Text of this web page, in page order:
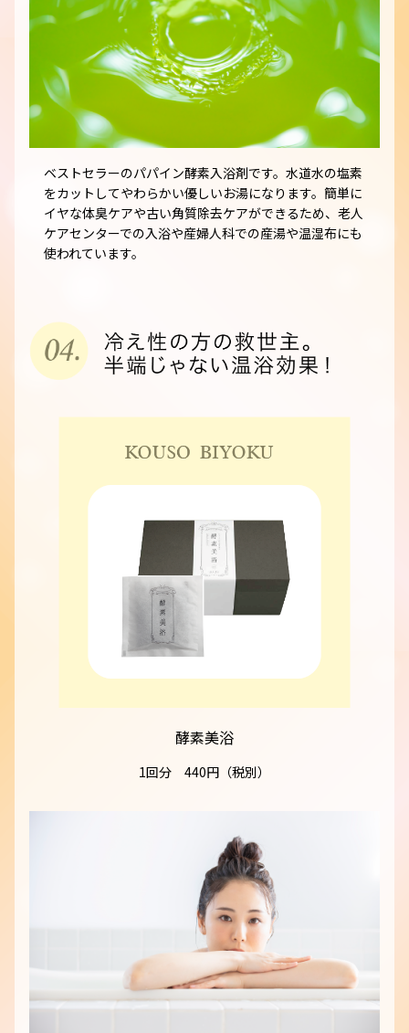
ベストセラーのパパイン酵素入浴剤です。水道水の塩素
をカットしてやわらかい優しいお湯になります。簡単に
イヤな体臭ケアや古い角質除去ケアができるため、老人
ケアセンターでの入浴や産婦人科での産湯や温湿布にも
使われています。
酵素美浴
1回分 440円（税別）